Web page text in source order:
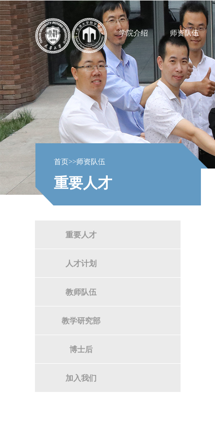
学院介绍 师资队伍
首页>>师资队伍
重要人才
重要人才
人才计划
教师队伍
教学研究部
博士后
加入我们